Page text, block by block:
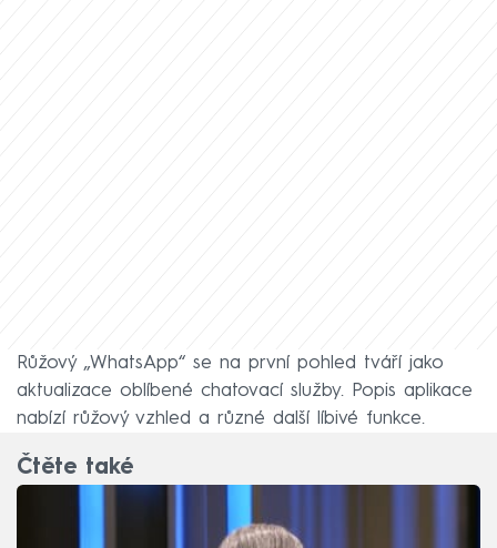
Růžový „WhatsApp“ se na první pohled tváří jako
aktualizace oblíbené chatovací služby. Popis aplikace
nabízí růžový vzhled a různé další líbivé funkce.
Čtěte také